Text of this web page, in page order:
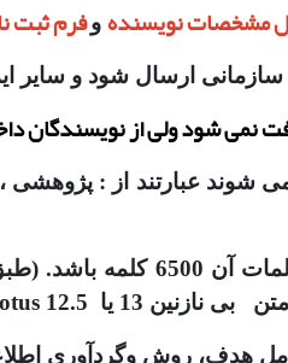
مشخصات نویسنده وفرم ثبت
شوند عبارتند از :